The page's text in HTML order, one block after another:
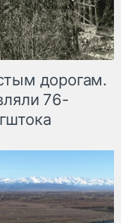
дорогам.
76-